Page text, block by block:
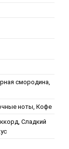
смородина,
ноты, Кофе
Сладкий